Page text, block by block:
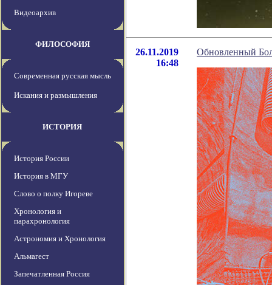
Видеоархив
ФИЛОСОФИЯ
Современная русская мысль
Искания и размышления
ИСТОРИЯ
История России
История в МГУ
Слово о полку Игореве
Хронология и
парахронология
Астрономия и Хронология
Альмагест
Запечатленная Россия
26.11.2019
16:48
Обновленный